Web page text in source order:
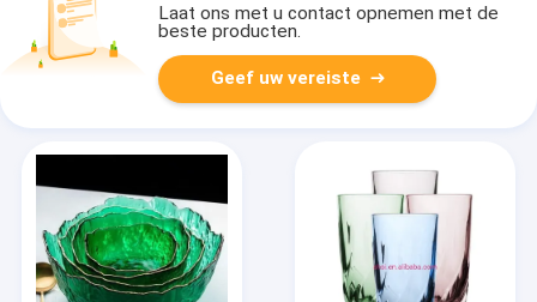
Laat ons met u contact opnemen met de
beste producten.
Geef uw vereiste